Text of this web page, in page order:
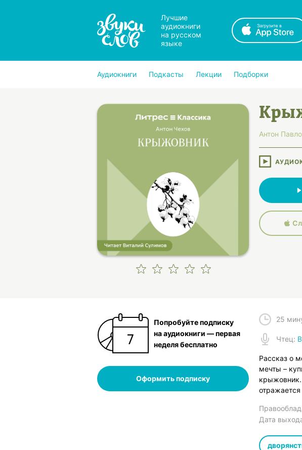
Лучшие
аудиокниги
на русском
языке
Аудиокниги Подкасты Лекции Подборки
Антон
Попробуйте подписку
на аудиокниги — первая
неделя бесплатно
Оформить подписку
25
Чтец:
Рассказ о
мечты –
крыжовник.
Дата